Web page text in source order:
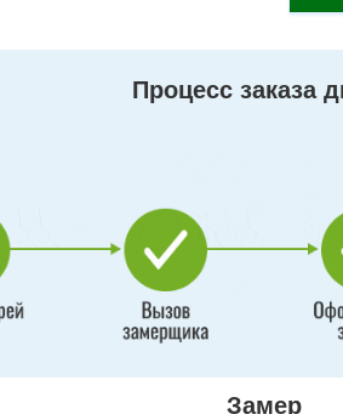
Процесс заказа
Замер